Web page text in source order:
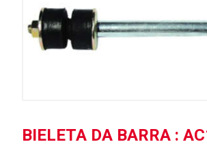
BIELETA DA BARRA :